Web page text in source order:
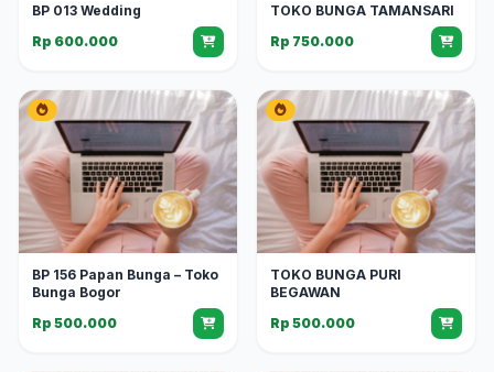
BP 013 Wedding
Rp 600.000
TOKO BUNGA TAMANSARI
Rp 750.000
BP 156 Papan Bunga – Toko
Bunga Bogor
Rp 500.000
TOKO BUNGA PURI
BEGAWAN
Rp 500.000